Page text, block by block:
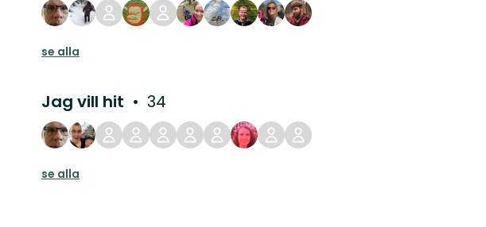
se alla
Jag vill hit 34
se alla